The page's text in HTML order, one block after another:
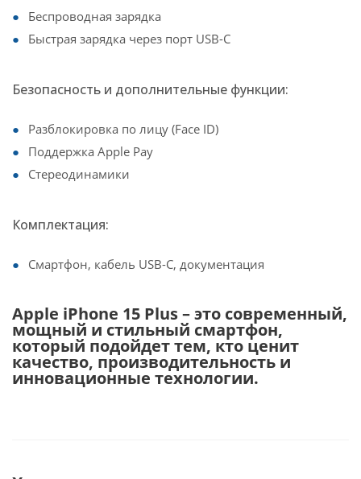
Беспроводная зарядка
Быстрая зарядка через порт USB-C
Безопасность и дополнительные функции:
Разблокировка по лицу (Face ID)
Поддержка Apple Pay
Стереодинамики
Комплектация:
Смартфон, кабель USB-C, документация
Apple iPhone 15 Plus – это современный,
мощный и стильный смартфон,
который подойдет тем, кто ценит
качество, производительность и
инновационные технологии.